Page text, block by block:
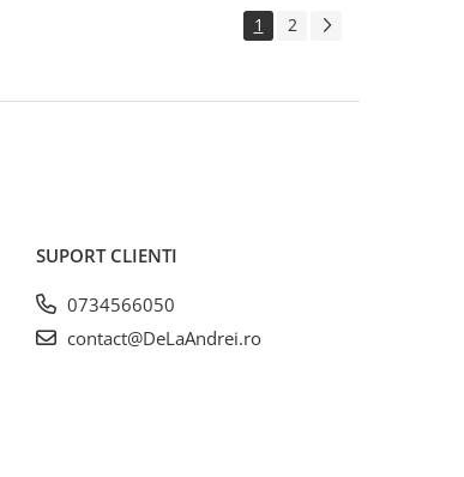
1 2
SUPORT CLIENTI
0734566050
contact@DeLaAndrei.ro